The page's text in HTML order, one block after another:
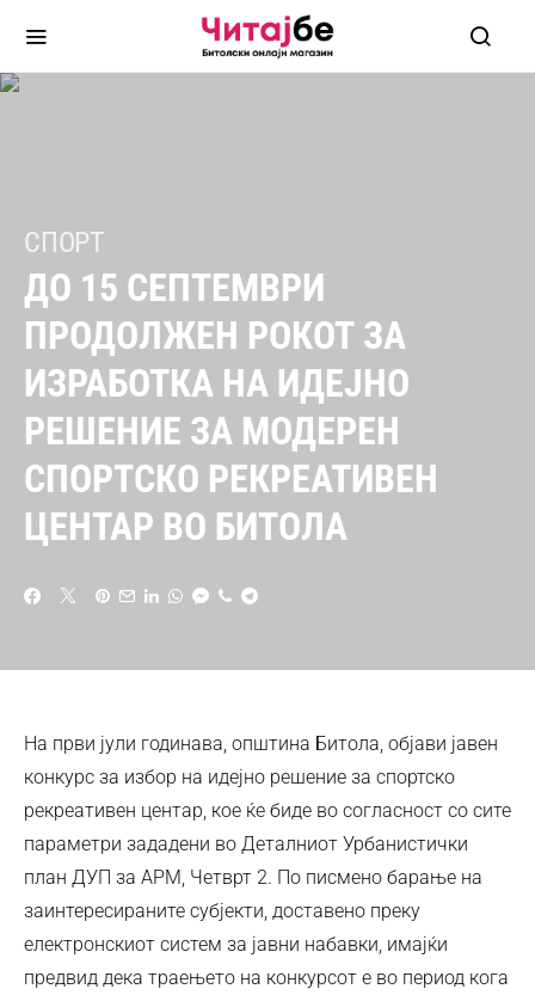
СПОРТ
ДО 15 СЕПТЕМВРИ
ПРОДОЛЖЕН РОКОТ ЗА
ИЗРАБОТКА НА ИДЕЈНО
РЕШЕНИЕ ЗА МОДЕРЕН
СПОРТСКО РЕКРЕАТИВЕН
ЦЕНТАР ВО БИТОЛА
На први јули годинава, општина Битола, објави јавен
конкурс за избор на идејно решение за спортско
рекреативен центар, кое ќе биде во согласност со сите
параметри зададени во Деталниот Урбанистички
план ДУП за АРМ, Четврт 2. По писмено барање на
заинтересираните субјекти, доставено преку
електронскиот систем за јавни набавки, имајќи
предвид дека траењето на конкурсот е во период кога